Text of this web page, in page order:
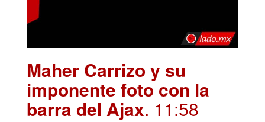
Maher Carrizo y su
imponente foto con la
barra del Ajax. 11:58